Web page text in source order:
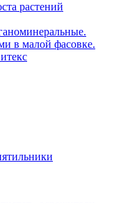
растений
в малой фасовке.